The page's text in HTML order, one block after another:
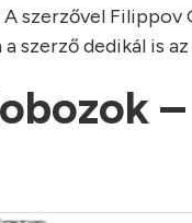
szerzővel
szerző dedikál is